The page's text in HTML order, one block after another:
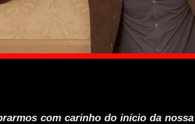
com carinho do início da